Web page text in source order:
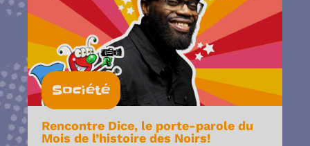
Société
Rencontre Dice, le porte-parole du
Mois de l’histoire des Noirs!